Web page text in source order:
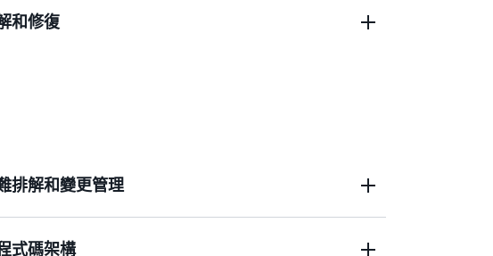
和修復
排解和變更管理
的資源，或將第三方資源的組態資料發佈到 AWS
式碼架構